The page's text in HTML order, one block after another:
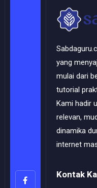
yang
mulai dari
tutorial
Kami hadir
relevan,
dinamika
internet
Kontak